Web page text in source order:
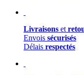
Livraisons et
Envois sécurisés
Délais respectés